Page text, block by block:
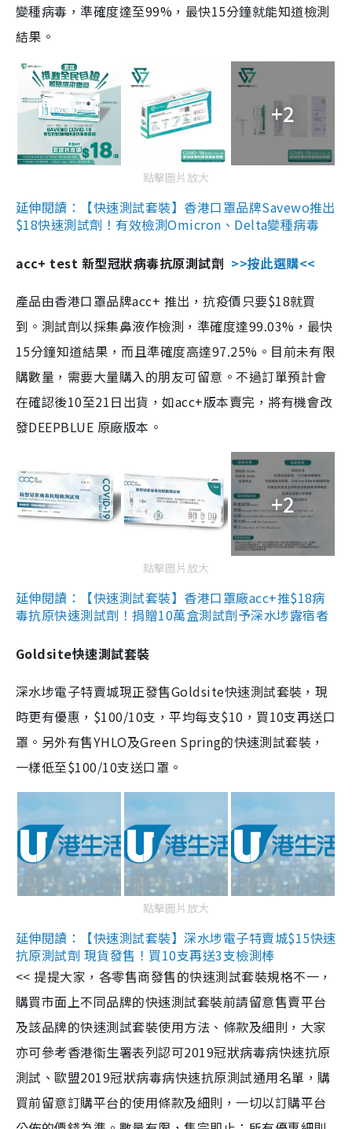
變種病毒，準確度達至99%，最快15分鐘就能知道檢測
結果。
+2
點擊圖片放大
延伸閱讀：【快速測試套裝】香港口罩品牌Savewo推出
$18快速測試劑！有效檢測Omicron、Delta變種病毒
acc+ test 新型冠狀病毒抗原測試劑 >>按此選購<<
產品由香港口罩品牌acc+ 推出，抗疫價只要$18就買
到。測試劑以採集鼻液作檢測，準確度達99.03%，最快
15分鐘知道結果，而且準確度高達97.25%。目前未有限
購數量，需要大量購入的朋友可留意。不過訂單預計會
在確認後10至21日出貨，如acc+版本賣完，將有機會改
發DEEPBLUE 原廠版本。
+2
點擊圖片放大
延伸閱讀：【快速測試套裝】香港口罩廠acc+推$18病
毒抗原快速測試劑！捐贈10萬盒測試劑予深水埗露宿者
Goldsite快速測試套裝
深水埗電子特賣城現正發售Goldsite快速測試套裝，現
時更有優惠，$100/10支，平均每支$10，買10支再送口
罩。另外有售YHLO及Green Spring的快速測試套裝，
一樣低至$100/10支送口罩。
點擊圖片放大
延伸閱讀：【快速測試套裝】深水埗電子特賣城$15快速
抗原測試劑 現貨發售！買10支再送3支檢測棒
<< 提提大家，各零售商發售的快速測試套裝規格不一，
購買市面上不同品牌的快速測試套裝前請留意售賣平台
及該品牌的快速測試套裝使用方法、條款及細則，大家
亦可參考香港衞生署表列認可2019冠狀病毒病快速抗原
測試、歐盟2019冠狀病毒病快速抗原測試通用名單，購
買前留意訂購平台的使用條款及細則，一切以訂購平台